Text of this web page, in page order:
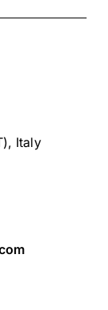
Italy